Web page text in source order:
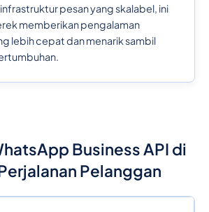
pesan yang skalabel, ini
memberikan pengalaman
lebih cepat dan menarik sambil
Business API di
Pelanggan